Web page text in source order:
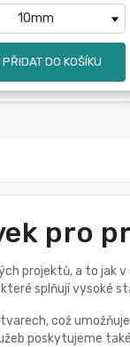
PŘIDAT DO KOŠÍKU
pro
projektů, a to jak
splňují vysoké
což
poskytujeme